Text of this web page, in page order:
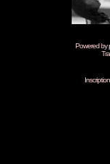
Powered by